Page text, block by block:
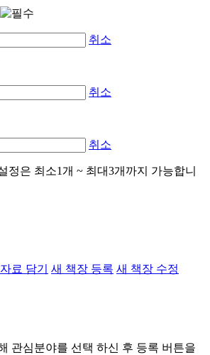
취소
취소
취소
정은 최소1개 ~ 최대3개까지 가능합니
료 담기 새 책장 등록 새 책장 수정
관심분야를 선택 하신 후 등록 버튼을